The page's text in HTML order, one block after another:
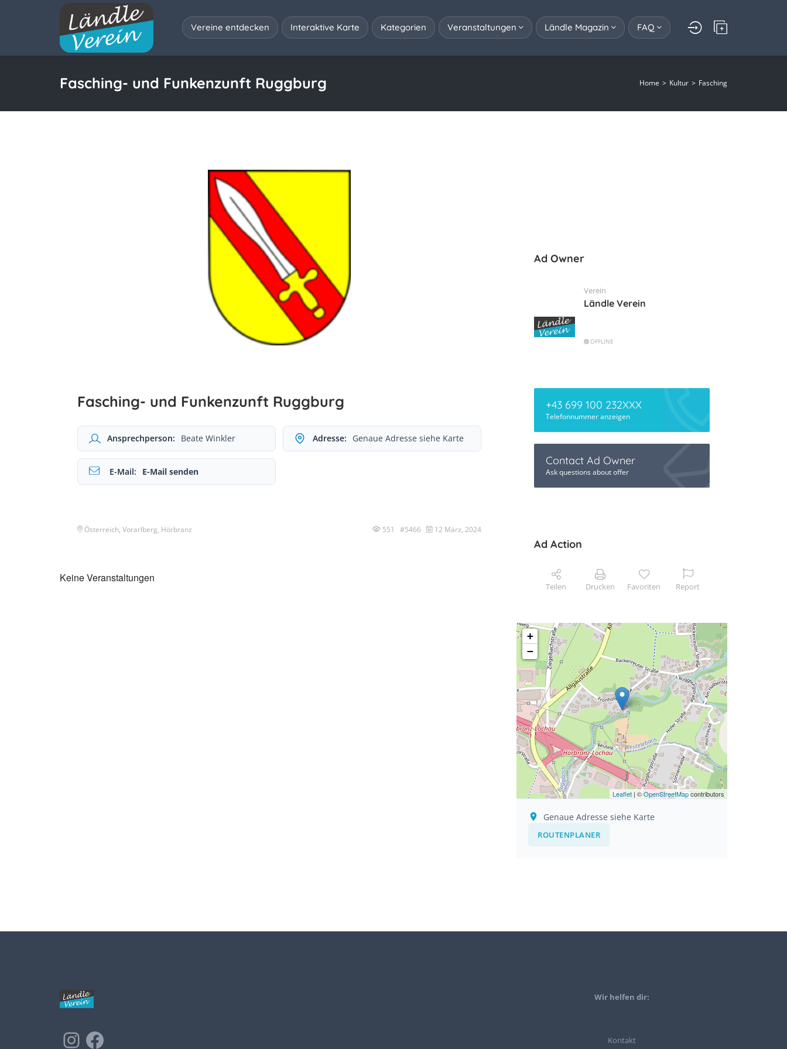
Vereine entdecken Interaktive Karte Kategorien Veranstaltungen Ländle Magazin FAQ
Fasching- und Funkenzunft Ruggburg Home Kultur Fasching
Fasching- und Funkenzunft Ruggburg
Ansprechperson: Beate Winkler Adresse: Genaue Adresse siehe Karte
E-Mail: E-Mail senden
Österreich, Vorarlberg, Hörbranz 551 #5466 12 März, 2024
Keine Veranstaltungen
Ad Owner
Verein
Ländle Verein
OFFLINE
+43 699 100 232XXX
Telefonnummer anzeigen
Contact Ad Owner
Ask questions about offer
Ad Action
Teilen Drucken Favoriten Report
+
−
Leaflet| ©OpenStreetMapcontributors
Genaue Adresse siehe Karte
ROUTENPLANER
Wir helfen dir:
Kontakt